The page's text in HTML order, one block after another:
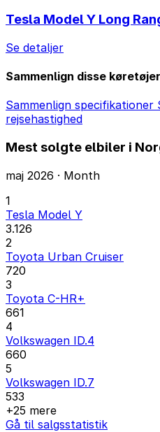
Tesla Model Y Long
Se detaljer
Sammenlign disse køretøjer
Sammenlign specifikationer
rejsehastighed
Mest solgte elbiler i
maj 2026 · Month
1
Tesla Model Y
3.126
2
Toyota Urban Cruiser
720
3
Toyota C-HR+
661
4
Volkswagen ID.4
660
5
Volkswagen ID.7
533
+25 mere
Gå til salgsstatistik